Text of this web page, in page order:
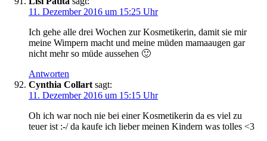
11. Dezember 2016 um 15:25 Uhr
Ich gehe alle drei Wochen zur Kosmetikerin, damit sie mir
meine Wimpern macht und meine müden mamaaugen gar
nicht mehr so müde aussehen 🙂
Antworten
Cynthia Collart sagt:
11. Dezember 2016 um 15:15 Uhr
Oh ich war noch nie bei einer Kosmetikerin da es viel zu
teuer ist :-/ da kaufe ich lieber meinen Kindern was tolles <3